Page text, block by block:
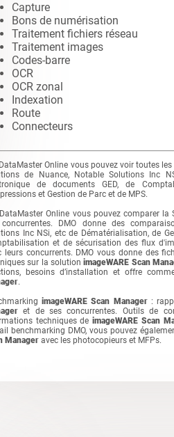
Capture
Bons de numérisation
Traitement fichiers réseau
Traitement images
Codes-barre
OCR
OCR zonal
Indexation
Route
Connecteurs
Online vous pouvez voir toutes
de Nuance, Notable Solutions Inc
de documents GED, de
et Gestion de Parc et de MPS.
Online vous pouvez comparer
DMO donne des
Inc NSi, etc de Dématérialisation, de
et de sécurisation des flux
leurs concurrents. DMO vous donne des
sur la solutionimageWARE Scan
besoins d’installation et offre
.
imageWARE Scan Manager:
et de ses concurrentes. Outils de
techniques deimageWARE Scan
benchmarking DMO, vous pouvez
Manager avec les photocopieurs et MFPs.